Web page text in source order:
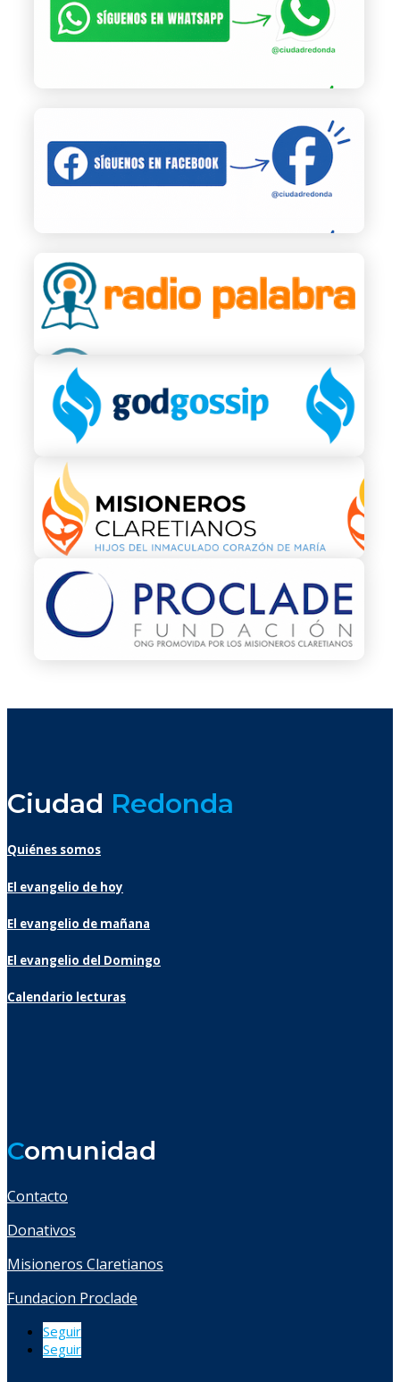
Ciudad Redonda
Quiénes somos
El evangelio de hoy
El evangelio de mañana
El evangelio del Domingo
Calendario lecturas
Comunidad
Contacto
Donativos
Misioneros Claretianos
Fundacion Proclade
Seguir
Seguir